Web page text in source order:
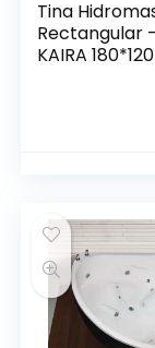
Tina
Rectangular
KAIRA